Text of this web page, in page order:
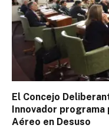
El Concejo
Innovador
Aéreo en Desuso